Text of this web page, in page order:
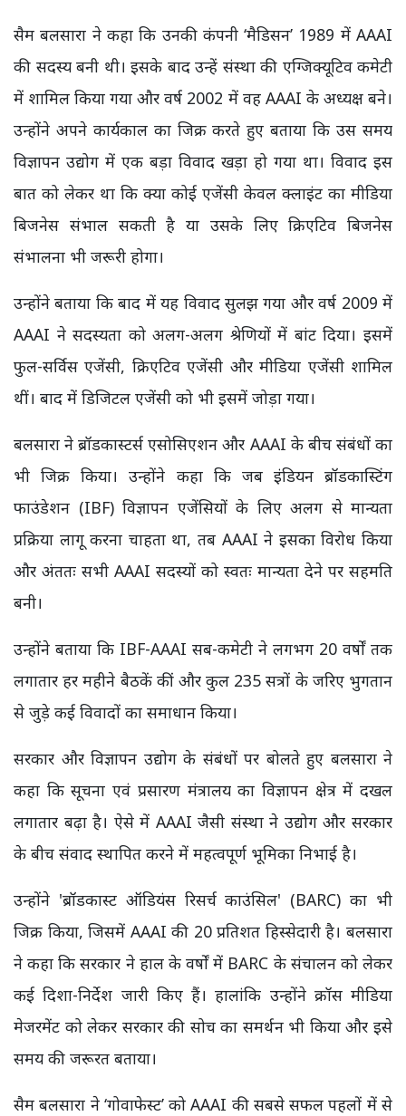
सैम बलसारा ने कहा कि उनकी कंपनी ‘मैडिसन’ 1989 में AAAI
की सदस्य बनी थी। इसके बाद उन्हें संस्था की एग्जिक्यूटिव कमेटी
में शामिल किया गया और वर्ष 2002 में वह AAAI के अध्यक्ष बने।
उन्होंने अपने कार्यकाल का जिक्र करते हुए बताया कि उस समय
विज्ञापन उद्योग में एक बड़ा विवाद खड़ा हो गया था। विवाद इस
बात को लेकर था कि क्या कोई एजेंसी केवल क्लाइंट का मीडिया
बिजनेस संभाल सकती है या उसके लिए क्रिएटिव बिजनेस
संभालना भी जरूरी होगा।
उन्होंने बताया कि बाद में यह विवाद सुलझ गया और वर्ष 2009 में
AAAI ने सदस्यता को अलग-अलग श्रेणियों में बांट दिया। इसमें
फुल-सर्विस एजेंसी, क्रिएटिव एजेंसी और मीडिया एजेंसी शामिल
थीं। बाद में डिजिटल एजेंसी को भी इसमें जोड़ा गया।
बलसारा ने ब्रॉडकास्टर्स एसोसिएशन और AAAI के बीच संबंधों का
भी जिक्र किया। उन्होंने कहा कि जब इंडियन ब्रॉडकास्टिंग
फाउंडेशन (IBF) विज्ञापन एजेंसियों के लिए अलग से मान्यता
प्रक्रिया लागू करना चाहता था, तब AAAI ने इसका विरोध किया
और अंततः सभी AAAI सदस्यों को स्वतः मान्यता देने पर सहमति
बनी।
उन्होंने बताया कि IBF-AAAI सब-कमेटी ने लगभग 20 वर्षों तक
लगातार हर महीने बैठकें कीं और कुल 235 सत्रों के जरिए भुगतान
से जुड़े कई विवादों का समाधान किया।
सरकार और विज्ञापन उद्योग के संबंधों पर बोलते हुए बलसारा ने
कहा कि सूचना एवं प्रसारण मंत्रालय का विज्ञापन क्षेत्र में दखल
लगातार बढ़ा है। ऐसे में AAAI जैसी संस्था ने उद्योग और सरकार
के बीच संवाद स्थापित करने में महत्वपूर्ण भूमिका निभाई है।
उन्होंने 'ब्रॉडकास्ट ऑडियंस रिसर्च काउंसिल' (BARC) का भी
जिक्र किया, जिसमें AAAI की 20 प्रतिशत हिस्सेदारी है। बलसारा
ने कहा कि सरकार ने हाल के वर्षों में BARC के संचालन को लेकर
कई दिशा-निर्देश जारी किए हैं। हालांकि उन्होंने क्रॉस मीडिया
मेजरमेंट को लेकर सरकार की सोच का समर्थन भी किया और इसे
समय की जरूरत बताया।
सैम बलसारा ने ‘गोवाफेस्ट’ को AAAI की सबसे सफल पहलों में से